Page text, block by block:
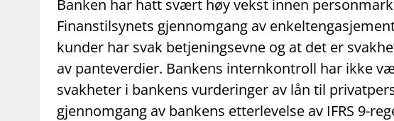
Forbrukerinformasjon Om Finanstilsynet
Banken har hatt svært høy vekst innen
Finanstilsynets gjennomgang av
kunder har svak betjeningsevne og at det er
av panteverdier. Bankens internkontroll har ikke
svakheter i bankens vurderinger av lån til
gjennomgang av bankens etterlevelse av IFRS 9-